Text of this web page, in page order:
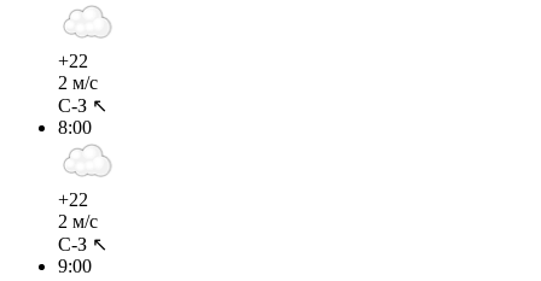
+22
2 м/с
С-З ↖
8:00
+22
2 м/с
С-З ↖
9:00